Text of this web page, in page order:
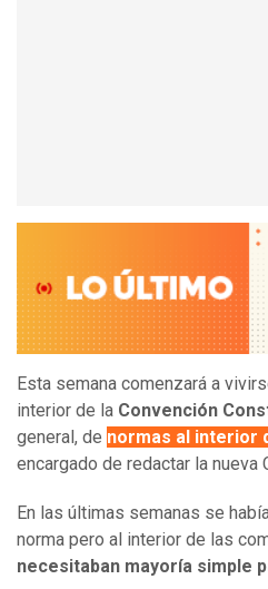
Esta semana comenzará a
interior de la Convención
general, de normas al interior
encargado de redactar la nueva
En las últimas semanas se
norma pero al interior de las
necesitaban mayoría simple